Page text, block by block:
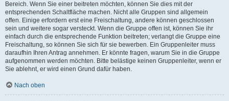
Bereich. Wenn Sie einer beitreten möchten, können Sie dies mit der
entsprechenden Schaltfläche machen. Nicht alle Gruppen sind allgemein
offen. Einige erfordern erst eine Freischaltung, andere können geschlossen
sein und weitere sogar versteckt. Wenn die Gruppe offen ist, können Sie ihr
einfach durch die entsprechende Funktion beitreten; verlangt die Gruppe eine
Freischaltung, so können Sie sich für sie bewerben. Ein Gruppenleiter muss
daraufhin Ihren Antrag annehmen. Er könnte fragen, warum Sie in die Gruppe
aufgenommen werden möchten. Bitte belästige keinen Gruppenleiter, wenn er
Sie ablehnt, er wird einen Grund dafür haben.
Nach oben